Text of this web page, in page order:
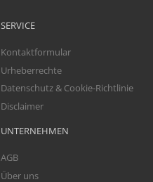
SERVICE
Kontaktformular
Urheberrechte
Datenschutz & Cookie-Richtlinie
Disclaimer
UNTERNEHMEN
AGB
Über uns